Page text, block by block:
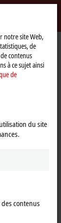
vidéo et
des
ici à notre
notre site Web,
de
contenus
à ce sujet ainsi
de
du site
contenus